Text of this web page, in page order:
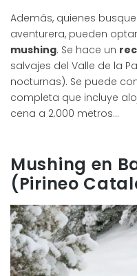
Además, quienes
aventurera, pueden
mushing. Se hace un
salvajes del Valle de la
nocturnas). Se puede
completa que incluye
cena a 2.000 metros…
Mushing en
(Pirineo